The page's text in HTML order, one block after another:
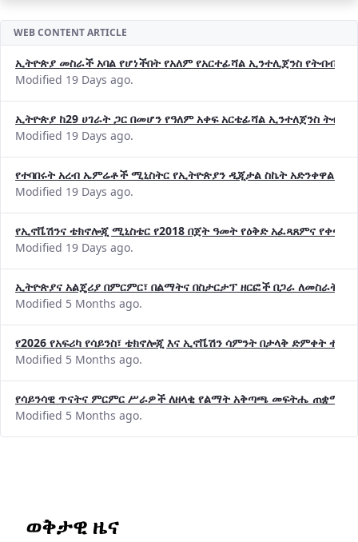
WEB CONTENT ARTICLE
ኢትዮጵያ መስራች አባል የሆነችበት የአለም የአርተፊሻል ኢንተሊጀንስ የትብብር
Modified 19 Days ago.
ኢትዮጵያ ከ29 ሀገራት ጋር በመሆን የዓለም አቀፍ አርቴፊሻል ኢንተለጀንስ
Modified 19 Days ago.
የተባበሩት አረብ ኤምሬቶች ሚኒስትር የኢትዮጵያን ዲጂታል ስኬት አድንቀዋል
Modified 19 Days ago.
የኢኖቬሽንና ቴክኖሎጂ ሚኒስቴር የ2018 በጀት ዓመት የዕቅድ አፈጻጸምና
Modified 19 Days ago.
ኢትዮጵያና አልጄሪያ በምርምር፣ በልማትና በስታርታፕ ዘርፎች በጋራ ለመስራት
Modified 5 Months ago.
የ2026 የአፍሪካ የሳይንስ፣ ቴክኖሎጂ እና ኢኖቬሽን ሳምንት በታላቅ ድምቀት
Modified 5 Months ago.
የሳይንሳዊ ጥናትና ምርምር ሥራዎች ለዘላቂ የልማት አቅጣጫ መፍትሔ ጠቋሚ
Modified 5 Months ago.
ወቅታዊ ዜና